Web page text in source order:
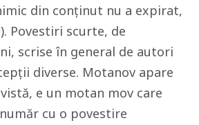
din conținut nu a expirat,
Povestiri scurte, de
scrise în general de autori
diverse. Motanov apare
e un motan mov care
cu o povestire